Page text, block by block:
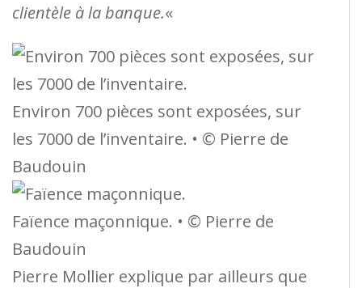
clientèle à la banque.«
Environ 700 pièces sont exposées, sur
les 7000 de l’inventaire. • © Pierre de
Baudouin
Faïence maçonnique. • © Pierre de
Baudouin
Pierre Mollier explique par ailleurs que